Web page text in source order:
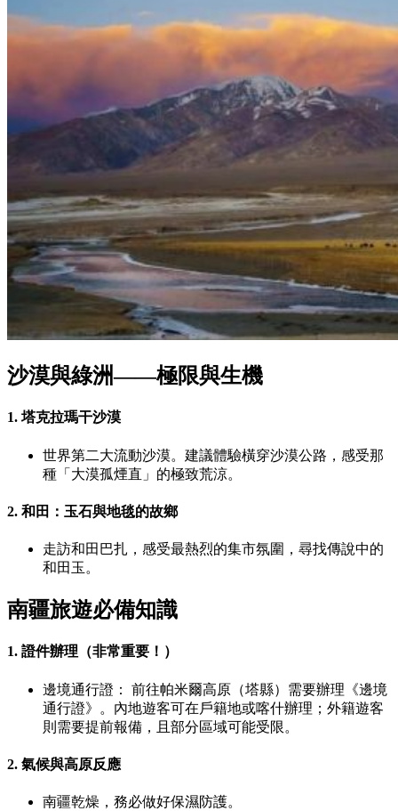
沙漠與綠洲——極限與生機
1. 塔克拉瑪干沙漠
世界第二大流動沙漠。建議體驗橫穿沙漠公路，感受那
種「大漠孤煙直」的極致荒涼。
2. 和田：玉石與地毯的故鄉
走訪和田巴扎，感受最熱烈的集市氛圍，尋找傳說中的
和田玉。
南疆旅遊必備知識
1. 證件辦理（非常重要！）
邊境通行證： 前往帕米爾高原（塔縣）需要辦理《邊境
通行證》。內地遊客可在戶籍地或喀什辦理；外籍遊客
則需要提前報備，且部分區域可能受限。
2. 氣候與高原反應
南疆乾燥，務必做好保濕防護。